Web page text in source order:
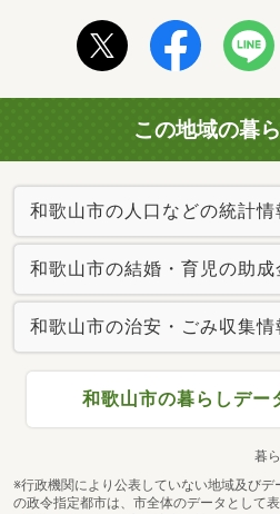
この地域の暮
和歌山市の人口などの統計情
和歌山市の結婚・育児の助成
和歌山市の治安・ごみ収集情
和歌山市の暮らしデー
暮
※行政機関により公表していない地域及び
の政令指定都市は、市全体のデータとして表